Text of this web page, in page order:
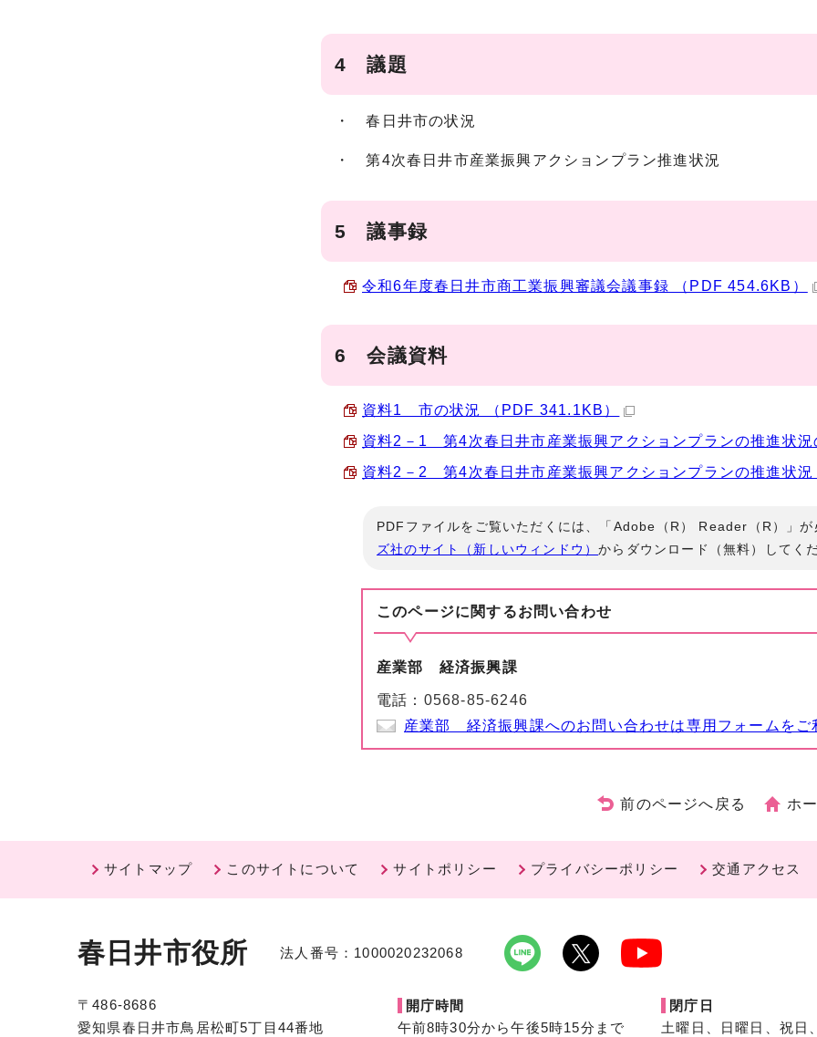
4 議題
・ 春日井市の状況
・ 第4次春日井市産業振興アクションプラン推進状況
5 議事録
令和6年度春日井市商工業振興審議会議事録 （PDF 454.6KB）
6 会議資料
資料1 市の状況 （PDF 341.1KB）
資料2－1 第4次春日井市産業振興アクションプランの推進状況
資料2－2 第4次春日井市産業振興アクションプランの推進状況
PDFファイルをご覧いただくには、「Adobe（R） Reader（R）」が
ズ社のサイト（新しいウィンドウ）からダウンロード（無料）してくだ
このページに関するお問い合わせ
産業部 経済振興課
電話： 0568-85-6246
産業部 経済振興課へのお問い合わせは専用フォームをご
前のページへ戻る ホ
サイトマップ このサイトについて サイトポリシー プライバシーポリシー 交通アクセス
春日井市役所 法人番号：1000020232068
〒486-8686
愛知県春日井市鳥居松町5丁目44番地
開庁時間
午前8時30分から午後5時15分まで
閉庁日
土曜日、日曜日、祝日